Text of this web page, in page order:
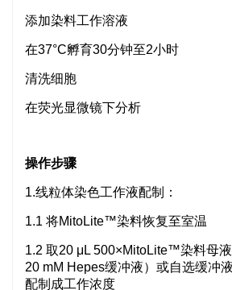
添加染料工作溶液
在37°C孵育30分钟至2小时
清洗细胞
在荧光显微镜下分析
操作步骤
1.线粒体染色工作液配制：
1.1 将MitoLite™染料恢复至室温
1.2 取20 μL 500×MitoLite™染料母
20 mM Hepes缓冲液）或自选缓冲
配制成工作浓度